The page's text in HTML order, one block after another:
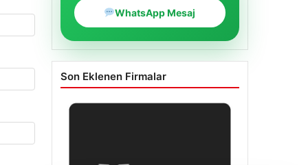
WhatsApp Mesaj
Son Eklenen Firmalar